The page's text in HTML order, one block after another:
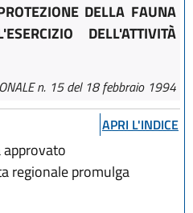
DELLA FAUNA
DELL'ATTIVITÀ
n. 15 del 18 febbraio 1994
APRI L'INDICE
approvato
regionale promulga